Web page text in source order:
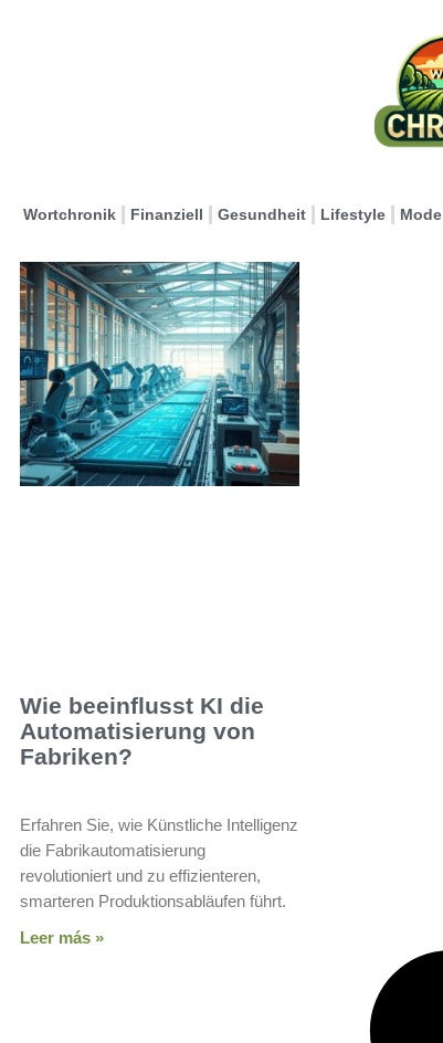
Wortchronik Finanziell Gesundheit Lifestyle Mode
Wie beeinflusst KI die
Automatisierung von
Fabriken?
Erfahren Sie, wie Künstliche Intelligenz
die Fabrikautomatisierung
revolutioniert und zu effizienteren,
smarteren Produktionsabläufen führt.
Leer más »